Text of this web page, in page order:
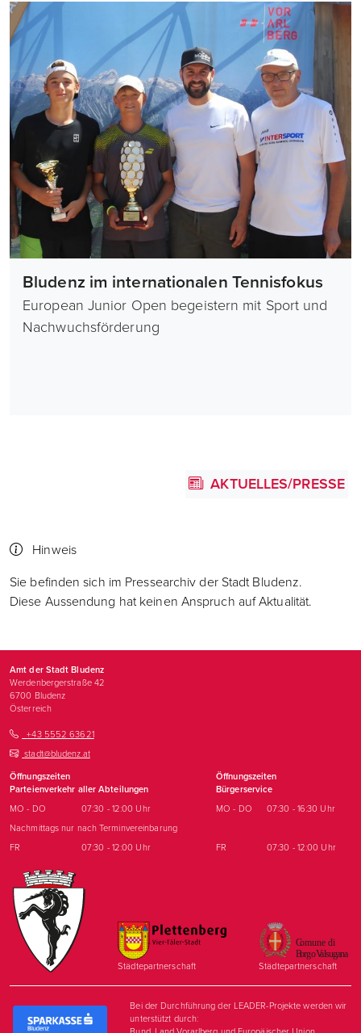
Bludenz im internationalen Tennisfokus
European Junior Open begeistern mit Sport und
Nachwuchsförderung
AKTUELLES/PRESSE
Hinweis
Sie befinden sich im Pressearchiv der Stadt Bludenz.
Diese Aussendung hat keinen Anspruch auf Aktualität.
Amt der Stadt Bludenz
Werdenbergerstraße 42
6700 Bludenz
Österreich
+43 5552 63621
stadt@bludenz.at
Öffnungszeiten
Parteienverkehr aller Abteilungen
Öffnungszeiten
Bürgerservice
MO - DO
07:30 - 12:00 Uhr MO - DO
07:30 - 16:30 Uhr
Nachmittags nur nach Terminvereinbarung
FR
07:30 - 12:00 Uhr FR 07:30 - 12:00 Uhr
Städtepartnerschaft Städtepartnerschaft
Bei der Durchführung der LEADER-Projekte werden wir
unterstützt durch: